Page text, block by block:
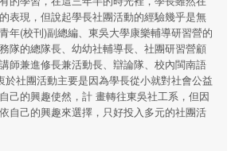
表現，但說起學長社團活動的經驗幾乎是無
年(校刊)副總編、東吳大學康樂輔導研習營的
隊的總隊長、幼幼社輔導長、社團研習營顧
師兼進修長兼活動長、辯論隊、校內閩南語
社團活動主要是因為學長從小就對社會公益
己的興趣使然，計 畫轉往東吳社工系，但因
自己的興趣來選擇，只好投入多元的社團活